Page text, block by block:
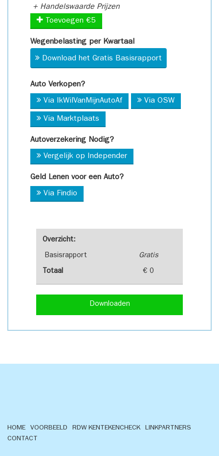
Overzicht:
Basisrapport Gratis
Totaal € 0
Downloaden
+ Handelswaarde Prijzen
Toevoegen €5
Wegenbelasting per Kwartaal
Download het Gratis Basisrapport
Auto Verkopen?
Via IkWilVanMijnAutoAf Via OSW
Via Marktplaats
Autoverzekering Nodig?
Vergelijk op Independer
Geld Lenen voor een Auto?
Via Findio
HOME VOORBEELD RDW KENTEKENCHECK
LINKPARTNERS
CONTACT